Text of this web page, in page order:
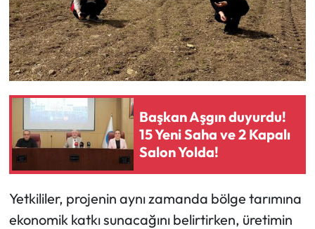
Başkan Aşgın duyurdu!
15 Yeni Saha ve 2 Kapalı
Salon Yolda!
Yetkililer, projenin aynı zamanda bölge tarımına
ekonomik katkı sunacağını belirtirken, üretimin
Sağlık
Siyaset
Sungurlu Haberleri
Turizm
Uğurludağ Haberleri